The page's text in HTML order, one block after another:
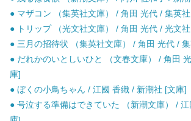
● マザコン （集英社文庫） / 角田 光代 / 集英
● トリップ （光文社文庫） / 角田 光代 / 光文
● 三月の招待状 （集英社文庫） / 角田 光代 /
● だれかのいとしいひと （文春文庫） / 角田
庫]
● ぼくの小鳥ちゃん / 江國 香織 / 新潮社 [文庫]
● 号泣する準備はできていた （新潮文庫） /